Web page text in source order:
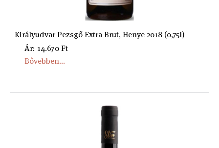
Királyudvar Pezsgő Extra Brut, Henye 2018 (0,75l)
Ár: 14.670 Ft
Bővebben...